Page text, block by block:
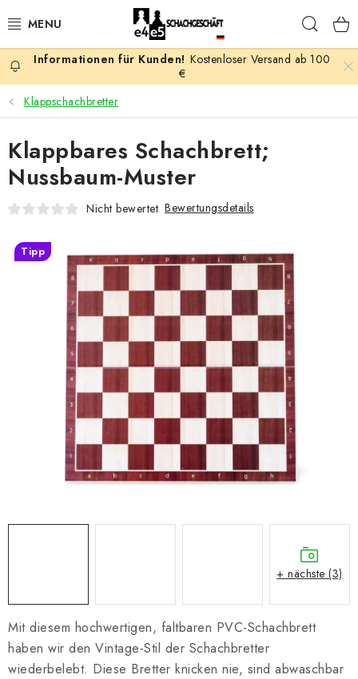
Inhalt
AKTION
SCHACHSPIELE
SCHACHFIGUREN
SCHACHBÜCHER
SCHACH-ANTIQUITÄTENLADEN
SCHACH ONLINE
SCHACH-MERCH
SCHACH GESCHENKE
GESCHÄFTSBEDINGUNGEN
KONTAKT
Kostenloser Versand ab 100
€
Klappschachbretter
Mit diesem hochwertigen, faltbaren PVC-Schachbrett
haben wir den Vintage-Stil der Schachbretter
wiederbelebt. Diese Bretter knicken nie, sind abwaschbar
Klappbares Schachbrett;
Nussbaum-Muster
Nicht bewertet Bewertungsdetails
Tipp
+ nächste (3)